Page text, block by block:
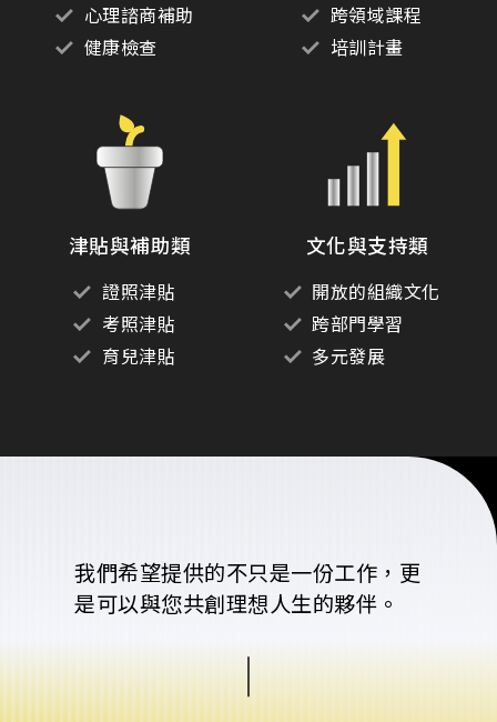
心理諮商補助
健康檢查
跨領域課程
培訓計畫
津貼與補助類
證照津貼
考照津貼
育兒津貼
文化與支持類
開放的組織文化
跨部門學習
多元發展
我們希望提供的不只是一份工作， 更
是可以與您共創理想人生的夥伴。